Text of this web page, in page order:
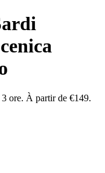
3 ore. À partir de €149.